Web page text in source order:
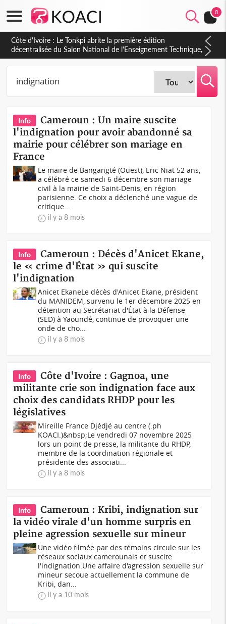
0
Côte d'Ivoire : Le Tonkpi abrite la première édition
décentralisée du Salon National de l'Enseignement Technique,
une belle opportunité pour la jeunesse
Info
Cameroun : Un maire suscite
l'indignation pour avoir abandonné sa
mairie pour célébrer son mariage en
France
Le maire de Bangangté (Ouest), Eric Niat 52 ans,
a célébré ce samedi 6 décembre son mariage
civil à la mairie de Saint-Denis, en région
parisienne. Ce choix a déclenché une vague de
critique...
il y a 8 mois
Info
Cameroun : Décès d'Anicet Ekane,
le « crime d'État » qui suscite
l'indignation
Anicet EkaneLe décès d'Anicet Ekane, président
du MANIDEM, survenu le 1er décembre 2025 en
détention au Secrétariat d'État à la Défense
(SED) à Yaoundé, continue de provoquer une
onde de cho...
il y a 8 mois
Info
Côte d'Ivoire : Gagnoa, une
militante crie son indignation face aux
choix des candidats RHDP pour les
législatives
Mireille France Djédjé au centre (.ph
KOACI.)&nbsp;Le vendredi 07 novembre 2025
lors un point de presse, la militante du RHDP,
membre de la coordination régionale et
présidente des associati...
il y a 8 mois
Info
Cameroun : Kribi, indignation sur
la vidéo virale d'un homme surpris en
pleine agression sexuelle sur mineur
Une vidéo filmée par des témoins circule sur les
réseaux sociaux camerounais et suscite
l'indignation.Une affaire d'agression sexuelle sur
mineur secoue actuellement la commune de
Kribi, dan...
il y a 10 mois